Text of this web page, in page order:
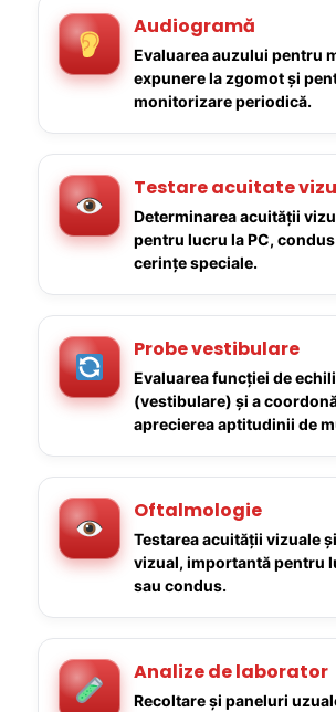
Audiogramă
Evaluarea auzului pentru
expunere la zgomot și
monitorizare periodică.
Testare acuitate
Determinarea acuității
pentru lucru la PC,
cerințe speciale.
Probe vestibulare
Evaluarea funcției de
(vestibulare) și a
aprecierea aptitudinii de
Oftalmologie
Testarea acuității vizuale
vizual, importantă pentru
sau condus.
Analize de laborator
Recoltare și paneluri